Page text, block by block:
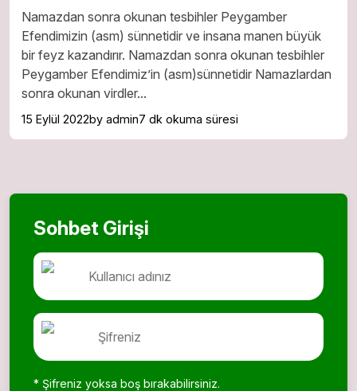
Namazdan sonra okunan tesbihler Peygamber
Efendimizin (asm) sünnetidir ve insana manen büyük
bir feyz kazandırır. Namazdan sonra okunan tesbihler
Peygamber Efendimiz’in (asm)sünnetidir Namazlardan
sonra okunan virdler...
15 Eylül 2022by admin7 dk okuma süresi
Sohbet Girişi
* Şifreniz yoksa boş bırakabilirsiniz.